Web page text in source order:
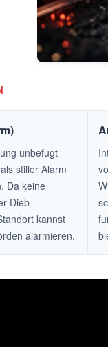
unbefugt
stiller Alarm
Da keine
Dieb
kannst
alarmieren.